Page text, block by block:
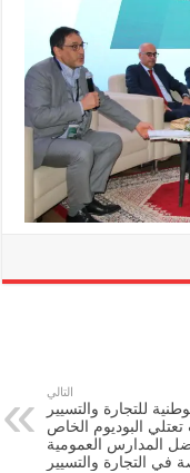
التالي
للتجارة والتسيير
البوديوم الخاص
المدارس العمومية
في التجارة والتسيير